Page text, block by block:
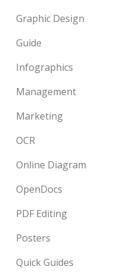
Graphic Design
Guide
Infographics
Management
Marketing
OCR
Online Diagram
OpenDocs
PDF Editing
Posters
Quick Guides